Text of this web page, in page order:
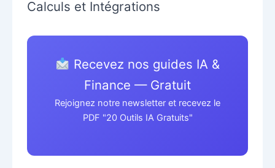
Calculs et Intégrations
Recevez nos guides IA &
Finance — Gratuit
Rejoignez notre newsletter et recevez le
PDF "20 Outils IA Gratuits"